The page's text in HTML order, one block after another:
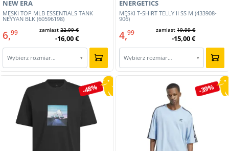
MĘSKI TOP MLB ESSENTIALS TANK
NEYYAN BLK (60596198)
NEW ERA
6,99 zamiast22,99 €
-16,00 €
Wybierz rozmiar… ▾
MĘSKI T-SHIRT TELLY II SS M (433908-
906)
ENERGETICS
4,99 zamiast19,99 €
-15,00 €
Wybierz rozmiar… ▾
-48% -39%